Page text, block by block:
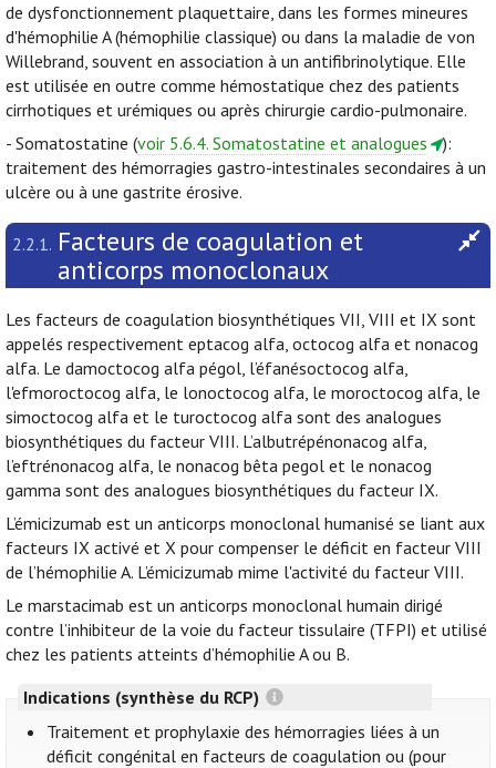
de dysfonctionnement plaquettaire, dans les formes mineures
d'hémophilie A (hémophilie classique) ou dans la maladie de von
Willebrand, souvent en association à un antifibrinolytique. Elle
est utilisée en outre comme hémostatique chez des patients
cirrhotiques et urémiques ou après chirurgie cardio-pulmonaire.
- Somatostatine (voir 5.6.4. Somatostatine et analogues
):
traitement des hémorragies gastro-intestinales secondaires à un
ulcère ou à une gastrite érosive.
2.2.1. Facteurs de coagulation et
anticorps monoclonaux
Les facteurs de coagulation biosynthétiques VII, VIII et IX sont
appelés respectivement eptacog alfa, octocog alfa et nonacog
alfa. Le damoctocog alfa pégol, l’éfanésoctocog alfa,
l'efmoroctocog alfa, le lonoctocog alfa, le moroctocog alfa, le
simoctocog alfa et le turoctocog alfa sont des analogues
biosynthétiques du facteur VIII. L’albutrépénonacog alfa,
l’eftrénonacog alfa, le nonacog bêta pegol et le nonacog
gamma sont des analogues biosynthétiques du facteur IX.
L’émicizumab est un anticorps monoclonal humanisé se liant aux
facteurs IX activé et X pour compenser le déficit en facteur VIII
de l’hémophilie A. L’émicizumab mime l'activité du facteur VIII.
Le marstacimab est un anticorps monoclonal humain dirigé
contre l’inhibiteur de la voie du facteur tissulaire (TFPI) et utilisé
chez les patients atteints d’hémophilie A ou B.
Indications (synthèse du RCP)
Traitement et prophylaxie des hémorragies liées à un
déficit congénital en facteurs de coagulation ou (pour